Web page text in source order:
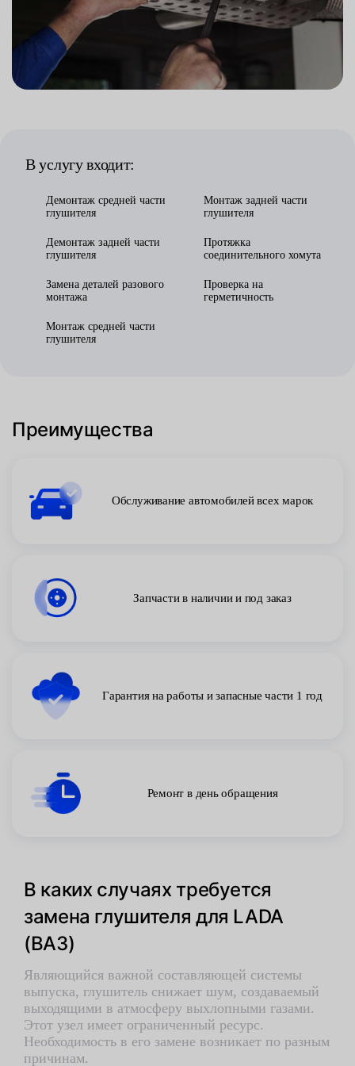
В услугу входит:
Демонтаж средней части
глушителя
Демонтаж задней части
глушителя
Замена деталей разового
монтажа
Монтаж средней части
глушителя
Монтаж задней части
глушителя
Протяжка
соединительного хомута
Проверка на
герметичность
Преимущества
Обслуживание автомобилей всех марок
Запчасти в наличии и под заказ
Гарантия на работы и запасные части 1 год
Ремонт в день обращения
В каких случаях требуется
замена глушителя для LADA
(ВАЗ)
Являющийся важной составляющей системы
выпуска, глушитель снижает шум, создаваемый
выходящими в атмосферу выхлопными газами.
Этот узел имеет ограниченный ресурс.
Необходимость в его замене возникает по разным
причинам.